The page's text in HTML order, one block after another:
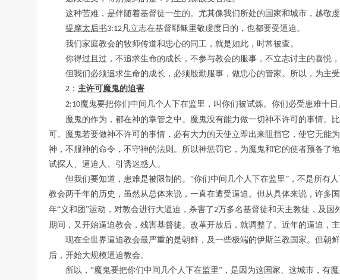
这种苦难，是伴随着基督徒一生的。尤其像我们所处的国家和城市，越敬
提摩太后书3:12凡立志在基督耶稣里敬虔度日的，也都要受逼迫。
我们家庭教会的牧师传道和忠心的同工，就是如此，时常被查。
你得过且过，不追求生命的成长，不参与教会的服事，不立志讨主的喜悦
但我们必须追求生命的成长，必须殷勤服事，做忠心的管家。所以，为主受
2 ： 主许可魔鬼的迫害
2:10魔鬼要把你们中间几个人下在监里，叫你们被试炼。你们必受患难十日
魔鬼的作为，都在神的掌管之中。魔鬼没有能力做一切神不许可的事情。
可。魔鬼若要做神不许可的事情，必有大力的天使立即出来阻挡它，使它无能
神，不服神的命令，不守神的法则。所以神惩罚它，为魔鬼和它的使者预备了
试探人、逼迫人、引诱迷惑人。
但我们要知道，患难是被限制的。 “你们中间几个人下在监里”，不是所有
教会两千年的历史，虽然从总体来说，一直在遭受逼迫。但从具体来说，许多
年“义和团”运动，对教会进行大逼迫，杀害了2万多名基督徒和天主教徒，及国
期间，又开始逼迫教会，残害基督徒。改革开放后，就调整了。近年的逼迫，
现在全世界逼迫教会最严重的是朝鲜，及一些极端的伊斯兰教国家。但朝
后，开始大规模逼迫教会。
所以， “魔鬼要把你们中间几个人下在监里”，是因为这国家、这城市，有